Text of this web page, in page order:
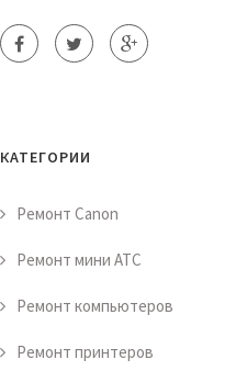
КАТЕГОРИИ
Ремонт Canon
Ремонт мини АТС
Ремонт компьютеров
Ремонт принтеров